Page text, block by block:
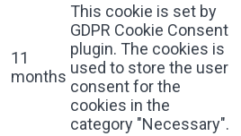
11
months
This cookie is set by
GDPR Cookie Consent
plugin. The cookies is
used to store the user
consent for the
cookies in the
category "Necessary".